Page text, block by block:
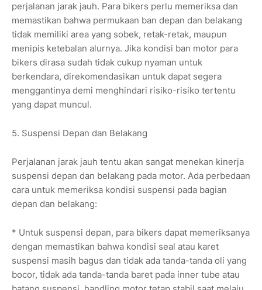
perjalanan jarak jauh. Para bikers perlu memeriksa dan
memastikan bahwa permukaan ban depan dan belakang
tidak memiliki area yang sobek, retak-retak, maupun
menipis ketebalan alurnya. Jika kondisi ban motor para
bikers dirasa sudah tidak cukup nyaman untuk
berkendara, direkomendasikan untuk dapat segera
menggantinya demi menghindari risiko-risiko tertentu
yang dapat muncul.
5. Suspensi Depan dan Belakang
Perjalanan jarak jauh tentu akan sangat menekan kinerja
suspensi depan dan belakang pada motor. Ada perbedaan
cara untuk memeriksa kondisi suspensi pada bagian
depan dan belakang:
* Untuk suspensi depan, para bikers dapat memeriksanya
dengan memastikan bahwa kondisi seal atau karet
suspensi masih bagus dan tidak ada tanda-tanda oli yang
bocor, tidak ada tanda-tanda baret pada inner tube atau